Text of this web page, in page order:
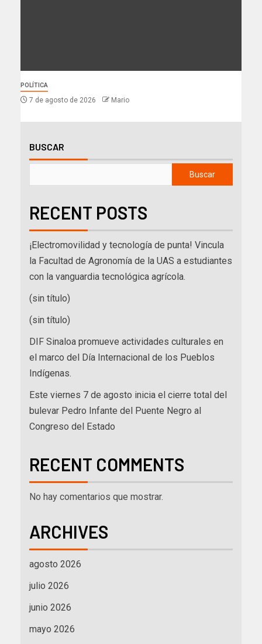
POLÍTICA
7 de agosto de 2026 Mario
BUSCAR
Buscar
RECENT POSTS
¡Electromovilidad y tecnología de punta! Vincula
la Facultad de Agronomía de la UAS a estudiantes
con la vanguardia tecnológica agrícola.
(sin título)
(sin título)
DIF Sinaloa promueve actividades culturales en
el marco del Día Internacional de los Pueblos
Indígenas.
Este viernes 7 de agosto inicia el cierre total del
bulevar Pedro Infante del Puente Negro al
Congreso del Estado
RECENT COMMENTS
No hay comentarios que mostrar.
ARCHIVES
agosto 2026
julio 2026
junio 2026
mayo 2026